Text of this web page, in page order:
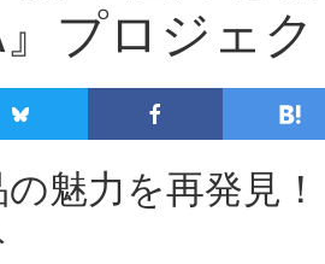
』プロジェ
魅力を再発見